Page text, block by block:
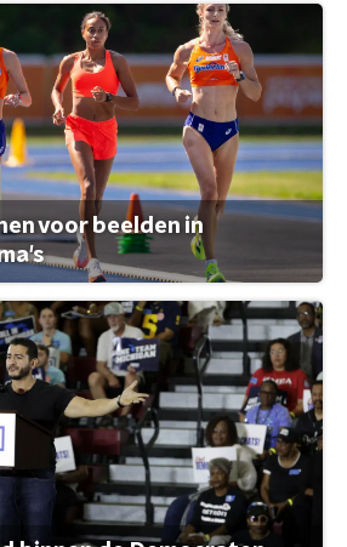
voor beelden in